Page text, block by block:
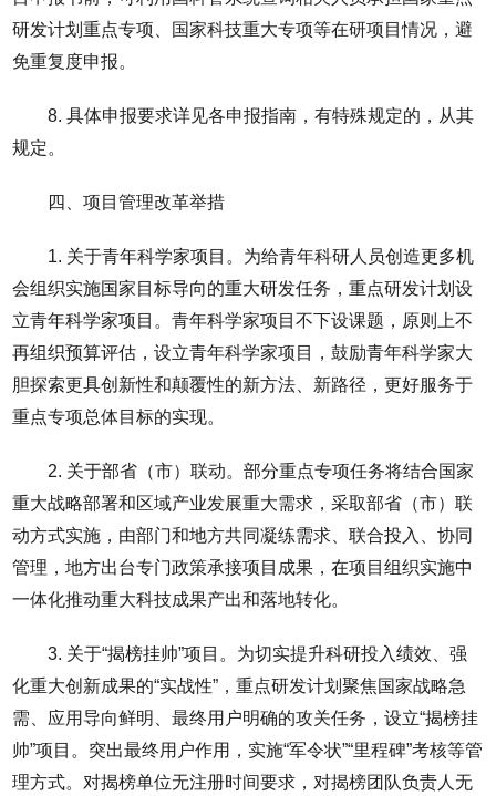
研发计划重点专项、国家科技重大专项等在研项目情况，避
免重复度申报。
8. 具体申报要求详见各申报指南，有特殊规定的，从其
规定。
四、项目管理改革举措
1. 关于青年科学家项目。为给青年科研人员创造更多机
会组织实施国家目标导向的重大研发任务，重点研发计划设
立青年科学家项目。青年科学家项目不下设课题，原则上不
再组织预算评估，设立青年科学家项目，鼓励青年科学家大
胆探索更具创新性和颠覆性的新方法、新路径，更好服务于
重点专项总体目标的实现。
2. 关于部省（市）联动。部分重点专项任务将结合国家
重大战略部署和区域产业发展重大需求，采取部省（市）联
动方式实施，由部门和地方共同凝练需求、联合投入、协同
管理，地方出台专门政策承接项目成果，在项目组织实施中
一体化推动重大科技成果产出和落地转化。
3. 关于“揭榜挂帅”项目。为切实提升科研投入绩效、强
化重大创新成果的“实战性”，重点研发计划聚焦国家战略急
需、应用导向鲜明、最终用户明确的攻关任务，设立“揭榜挂
帅”项目。突出最终用户作用，实施“军令状”“里程碑”考核等管
理方式。对揭榜单位无注册时间要求，对揭榜团队负责人无